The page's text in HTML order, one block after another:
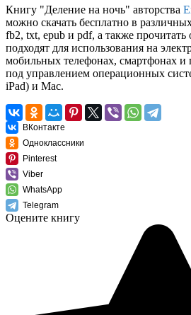
Книгу "Деление на ночь" авторства
можно скачать бесплатно в
fb2, txt, epub и pdf, а также
подходят для использования на
мобильных телефонах, смартфонах
под управлением операционных
iPad) и Mac.
ВКонтакте
Одноклассники
Pinterest
Viber
WhatsApp
Telegram
Оцените книгу